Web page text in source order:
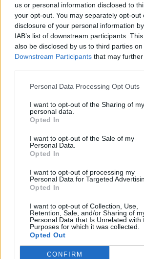
us or personal information disclosed to
your opt-out. You may separately opt-out
disclosure of your personal information
IAB’s list of downstream participants.
also be disclosed by us to third parties on
Downstream Participants that may
Personal Data Processing Opt Outs
I want to opt-out of the Sharing of my
personal data.
Opted In
I want to opt-out of the Sale of my
Personal Data.
Opted In
I want to opt-out of processing my
Personal Data for Targeted
Opted In
I want to opt-out of Collection, Use,
Retention, Sale, and/or Sharing of
Personal Data that Is Unrelated with
Purposes for which it was collected.
Opted Out
CONFIRM
ΣΥΝΕΧΊΣΤΕ ΝΑ ΔΙΑΒΆΖΕΤΕ
(ΒΙΝΤΕΟ) Η ώρα των διλημμάτων
εκλογικό ποσοστό του Αν. Σαμαρά θα
για όλους»